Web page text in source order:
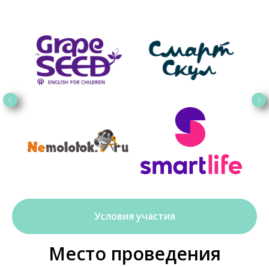
Условия участия
Место проведения